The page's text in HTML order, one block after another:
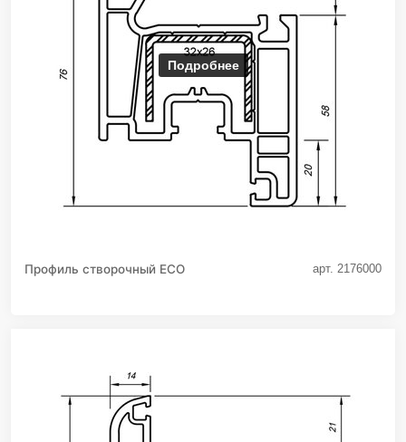
Подробнее
Профиль створочный ECO арт. 2176000